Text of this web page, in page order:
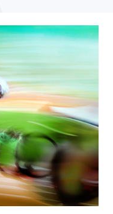
scientifica a